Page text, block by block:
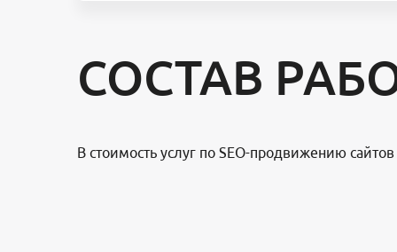
СОСТАВ
В стоимость услуг по SEO-продвижению